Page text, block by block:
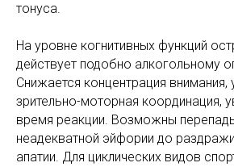
тонуса.
На уровне когнитивных функций
действует подобно алкогольному
Снижается концентрация внимания,
зрительно-моторная координация,
время реакции. Возможны
неадекватной эйфории до
апатии. Для циклических видов